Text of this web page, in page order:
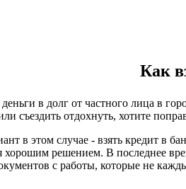
Как
в долг от частного лица в
съездить отдохнуть, хотите
в этом случае - взять кредит в
хорошим решением. В последнее
с работы, которые не